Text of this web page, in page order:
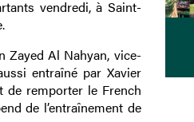
vendredi, à Saint-
Zayed Al Nahyan, vice-
entraîné par Xavier
de remporter le French
de l’entraînement de